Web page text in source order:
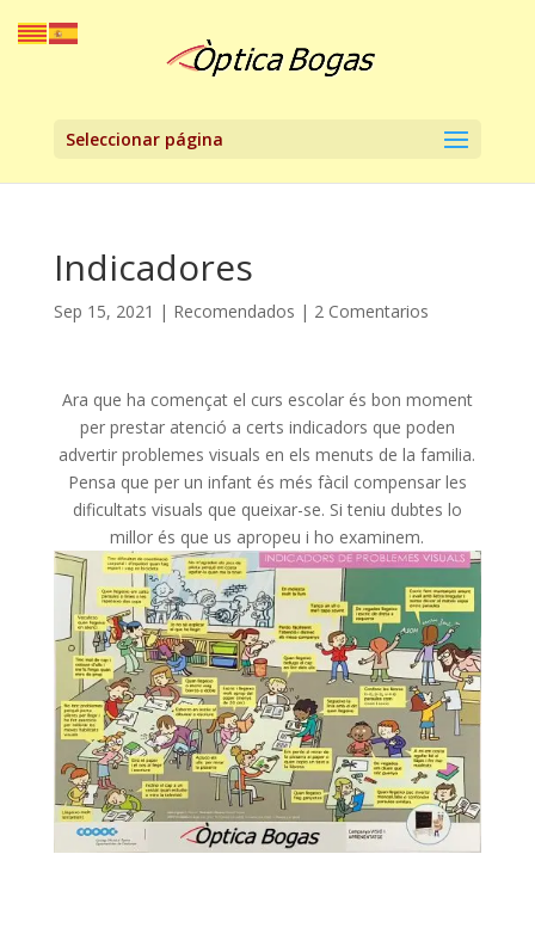
Seleccionar página
Indicadores
Sep 15, 2021 | Recomendados | 2 Comentarios
Ara que ha començat el curs escolar és bon moment
per prestar atenció a certs indicadors que poden
advertir problemes visuals en els menuts de la familia.
Pensa que per un infant és més fàcil compensar les
dificultats visuals que queixar-se. Si teniu dubtes lo
millor és que us apropeu i ho examinem.